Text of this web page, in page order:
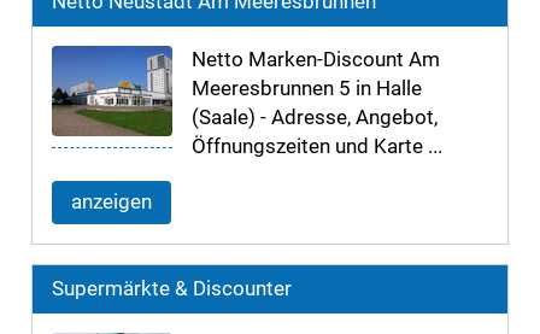
Netto Marken-Discount Am
Meeresbrunnen 5 in Halle
(Saale) - Adresse, Angebot,
Öffnungszeiten und Karte ...
anzeigen
Supermärkte & Discounter